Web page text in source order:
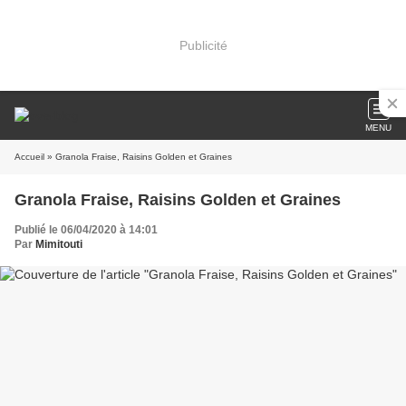
Publicité
MENU
Accueil » Granola Fraise, Raisins Golden et Graines
Granola Fraise, Raisins Golden et Graines
Publié le 06/04/2020 à 14:01
Par Mimitouti